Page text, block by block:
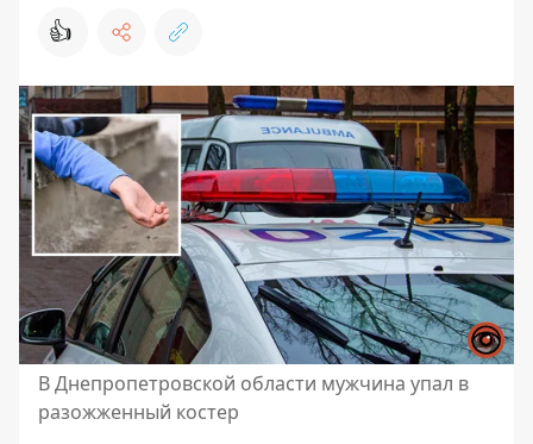
👍
В Днепропетровской области мужчина упал в
разожженный костер